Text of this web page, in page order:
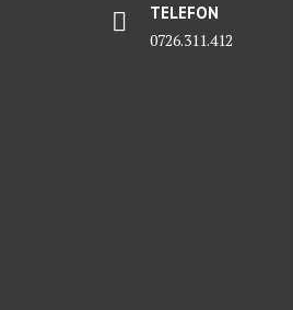
TELEFON
0726.311.412